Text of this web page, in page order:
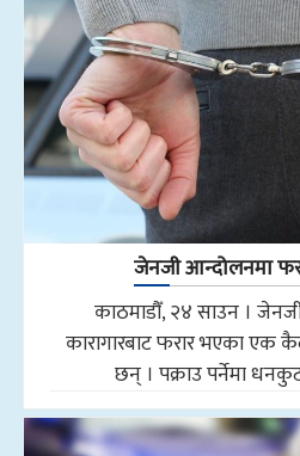
जेनजी आन्दोलनमा
काठमाडौँ, २४ साउन ।
कारागारबाट फरार भएका एक
छन् । पक्राउ पर्नेमा